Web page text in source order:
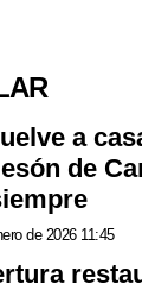
a
de
de 2026 11:45